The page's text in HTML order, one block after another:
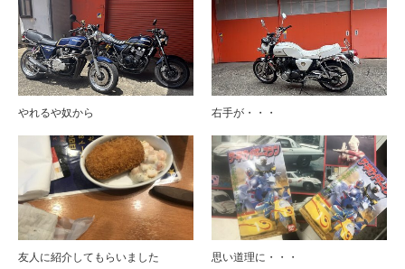
やれるや奴から 右手が・・・
友人に紹介してもらいました 思い道理に・・・